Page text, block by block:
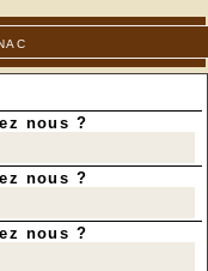
nous ?
nous ?
nous ?